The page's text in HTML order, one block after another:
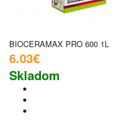
BIOCERAMAX PRO 600 1L
6.03€
Skladom